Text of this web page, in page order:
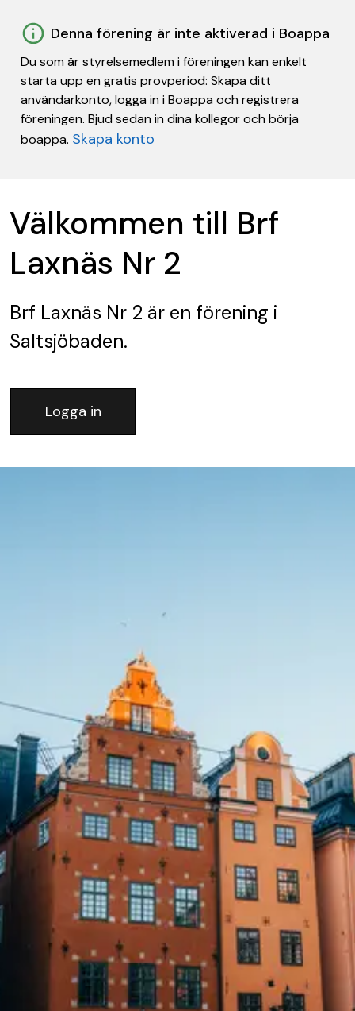
Denna förening är inte aktiverad i Boappa
Du som är styrelsemedlem i föreningen kan enkelt
starta upp en gratis provperiod: Skapa ditt
användarkonto, logga in i Boappa och registrera
föreningen. Bjud sedan in dina kollegor och börja
boappa. Skapa konto
Välkommen till Brf
Laxnäs Nr 2
Brf Laxnäs Nr 2 är en förening i
Saltsjöbaden.
Logga in